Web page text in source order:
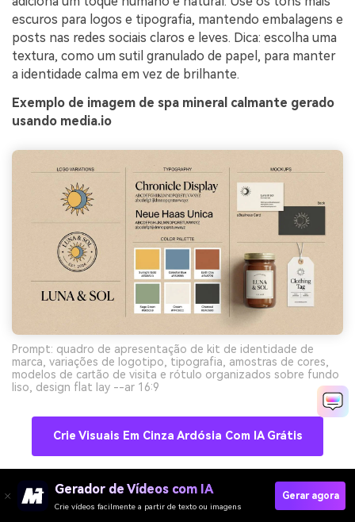
escuros para logos e tipografia, mantendo embalagens e
posts nas redes sociais claros e leves. Dica: escolha uma
textura, como um sutil granulado de papel, para manter
a identidade calma em vez de brilhante.
Exemplo de imagem de spa mineral calmante gerado
usando media.io
Prompt: quadro de apresentação de kit de identidade de
marca, variações de logotipo, tipografia, amostras de cores,
modelos de cartão de visita e rótulo organizados sobre fundo
liso, design flat lay --ar 16:9
Crie Visuais Em Cinza Ardósia Com IA Grátis
11) Hardware de Cobre
Gerador de Vídeos com IA
Crie vídeos facilmente a partir de texto ou imagens
Gerar agora